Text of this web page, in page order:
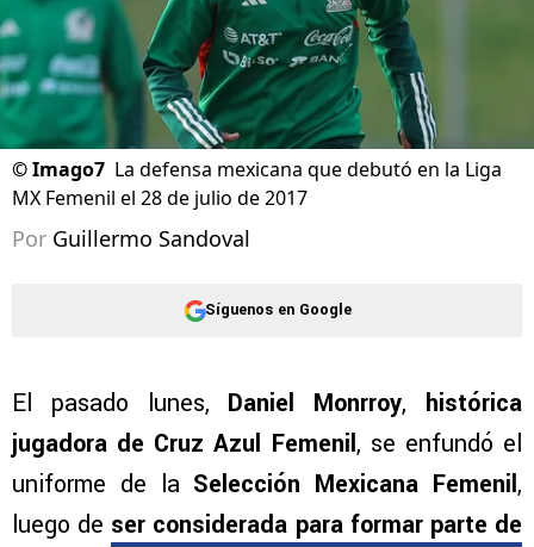
©Imago7 La defensa mexicana que debutó en la Liga
MX Femenil el 28 de julio de 2017
Por Guillermo Sandoval
Síguenos en Google
El pasado lunes, Daniel Monrroy, histórica
jugadora de Cruz Azul Femenil, se enfundó el
uniforme de la Selección Mexicana Femenil,
luego de ser considerada para formar parte de